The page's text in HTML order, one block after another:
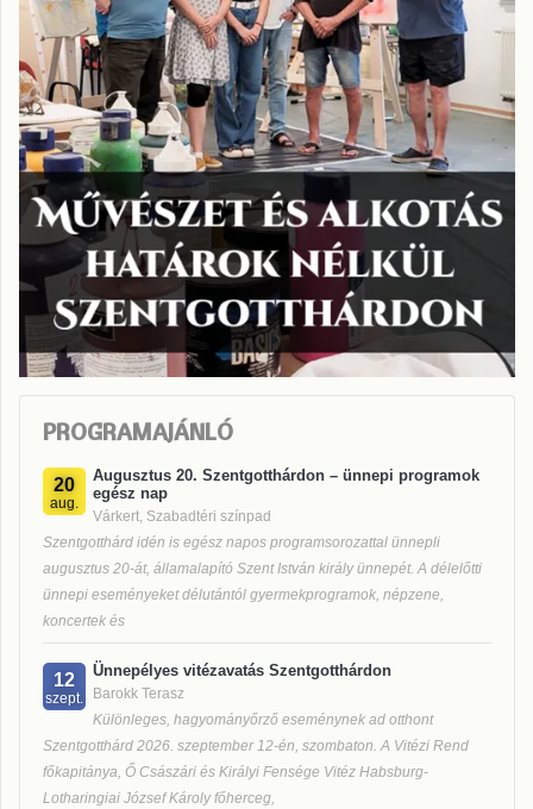
PROGRAMAJÁNLÓ
20
aug.
Augusztus 20. Szentgotthárdon – ünnepi programok
egész nap
Várkert, Szabadtéri színpad
Szentgotthárd idén is egész napos programsorozattal ünnepli
augusztus 20-át, államalapító Szent István király ünnepét. A délelőtti
ünnepi eseményeket délutántól gyermekprogramok, népzene,
koncertek és
12
szept.
Ünnepélyes vitézavatás Szentgotthárdon
Barokk Terasz
Különleges, hagyományőrző eseménynek ad otthont
Szentgotthárd 2026. szeptember 12-én, szombaton. A Vitézi Rend
főkapitánya, Ő Császári és Királyi Fensége Vitéz Habsburg-
Lotharingiai József Károly főherceg,